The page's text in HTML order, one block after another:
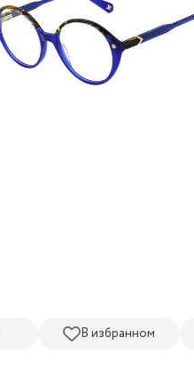
В избранном